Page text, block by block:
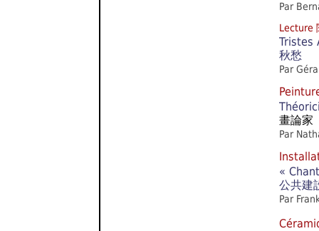
Par
Lecture
Tristes
秋愁
Par
畫論家
Par
«
公共建
Par